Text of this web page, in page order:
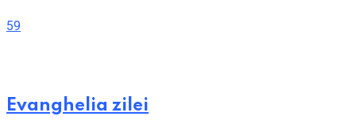
59
Evanghelia zilei